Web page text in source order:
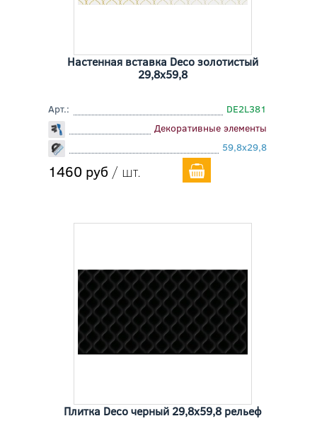
Настенная вставка Deco золотистый
29,8x59,8
Арт.:
DE2L381
Декоративные элементы
59,8x29,8
1460 руб / шт.
Плитка Deco черный 29,8x59,8 рельеф